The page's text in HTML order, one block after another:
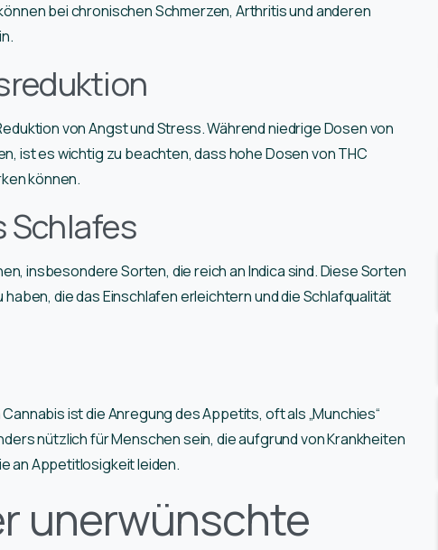
bei chronischen Schmerzen, Arthritis und anderen
von Angst und Stress. Während niedrige Dosen von
ist es wichtig zu beachten, dass hohe Dosen von THC
können.
Schlafes
insbesondere Sorten, die reich an Indica sind. Diese Sorten
die das Einschlafen erleichtern und die Schlafqualität
ist die Anregung des Appetits, oft als „Munchies“
nützlich für Menschen sein, die aufgrund von Krankheiten
an Appetitlosigkeit leiden.
unerwünschte